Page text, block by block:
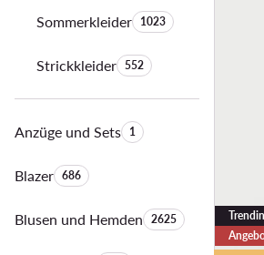
SommerkleiderAnzahl der Produkte:
1023
StrickkleiderAnzahl der Produkte:
552
Anzüge und SetsAnzahl der Produkte:
1
BlazerAnzahl der Produkte:
686
Blusen und HemdenAnzahl der
2625